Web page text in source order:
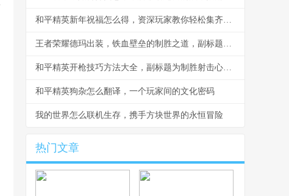
和平精英新年祝福怎么得，资深玩家教你轻松集齐贺岁福利
王者荣耀德玛出装，铁血壁垒的制胜之道，副标题为峡谷坦王的装备哲学
和平精英开枪技巧方法大全，副标题为制胜射击心得分享
和平精英狗杂怎么翻译，一个玩家间的文化密码
我的世界怎么联机生存，携手方块世界的永恒冒险
热门文章